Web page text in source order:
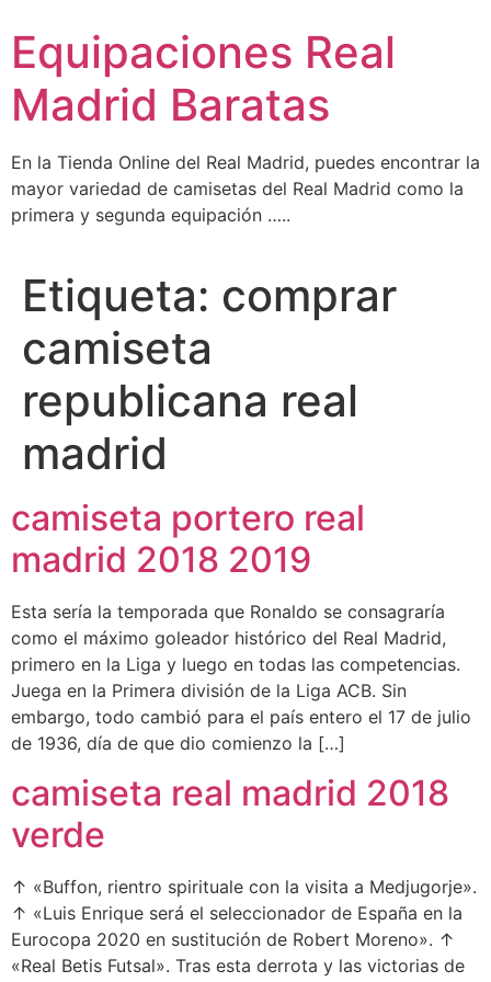
contenido
Equipaciones Real
Madrid Baratas
En la Tienda Online del Real Madrid, puedes encontrar la
mayor variedad de camisetas del Real Madrid como la
primera y segunda equipación …..
Etiqueta: comprar
camiseta
republicana real
madrid
camiseta portero real
madrid 2018 2019
Esta sería la temporada que Ronaldo se consagraría
como el máximo goleador histórico del Real Madrid,
primero en la Liga y luego en todas las competencias.
Juega en la Primera división de la Liga ACB. Sin
embargo, todo cambió para el país entero el 17 de julio
de 1936, día de que dio comienzo la […]
camiseta real madrid 2018
verde
↑ «Buffon, rientro spirituale con la visita a Medjugorje».
↑ «Luis Enrique será el seleccionador de España en la
Eurocopa 2020 en sustitución de Robert Moreno». ↑
«Real Betis Futsal». Tras esta derrota y las victorias de